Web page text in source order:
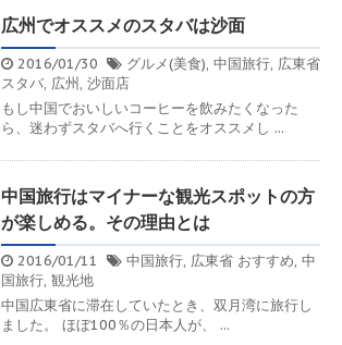
広州でオススメのスタバは沙面
2016/01/30 グルメ(美食), 中国旅行, 広東省
スタバ, 広州, 沙面店
もし中国でおいしいコーヒーを飲みたくなった
ら、迷わずスタバへ行くことをオススメし ...
中国旅行はマイナーな観光スポットの方
が楽しめる。その理由とは
2016/01/11 中国旅行, 広東省 おすすめ, 中
国旅行, 観光地
中国広東省に滞在していたとき、双月湾に旅行し
ました。 ほぼ100％の日本人が、 ...